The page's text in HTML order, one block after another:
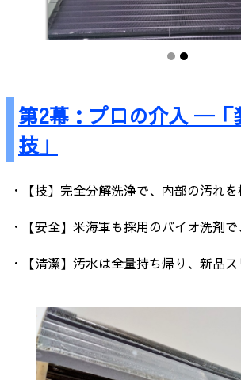
第2幕：プロの介入 ─「
技」
・【技】完全分解洗浄で、内部の汚れを
・【安全】米海軍も採用のバイオ洗剤で
・【清潔】汚水は全量持ち帰り、新品ス